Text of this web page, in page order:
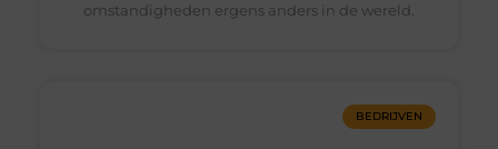
omstandigheden ergens anders in de wereld.
BEDRIJVEN